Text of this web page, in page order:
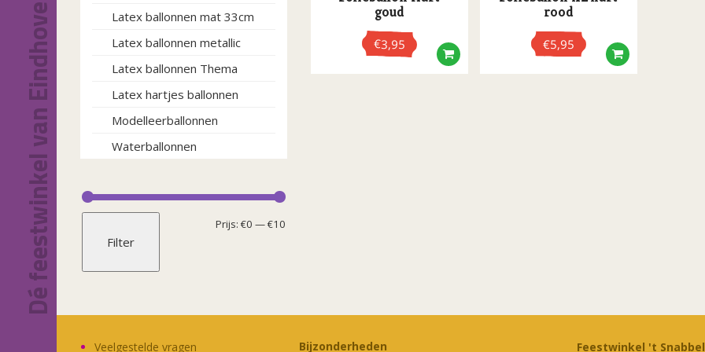
Latex ballonnen mat 33cm
Latex ballonnen metallic
Latex ballonnen Thema
Latex hartjes ballonnen
Modelleerballonnen
Waterballonnen
Filter
Prijs: €0 —€10
goud
€3,95
rood
€5,95
Dé feestwinkel van Eindhoven!
Veelgestelde vragen Bijzonderheden Feestwinkel 't